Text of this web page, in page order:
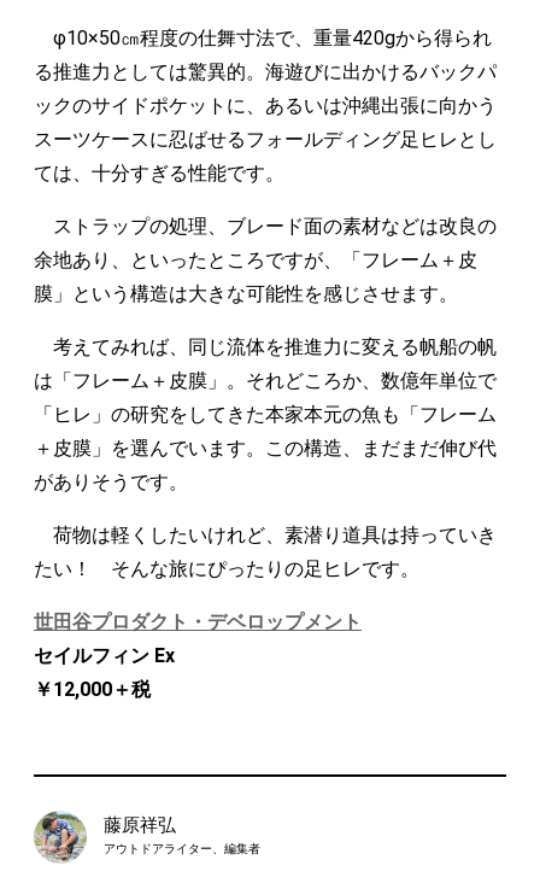
φ10×50㎝程度の仕舞寸法で、重量420gから得られ
る推進力としては驚異的。海遊びに出かけるバックパ
ックのサイドポケットに、あるいは沖縄出張に向かう
スーツケースに忍ばせるフォールディング足ヒレとし
ては、十分すぎる性能です。
ストラップの処理、ブレード面の素材などは改良の
余地あり、といったところですが、「フレーム＋皮
膜」という構造は大きな可能性を感じさせます。
考えてみれば、同じ流体を推進力に変える帆船の帆
は「フレーム＋皮膜」。それどころか、数億年単位で
「ヒレ」の研究をしてきた本家本元の魚も「フレーム
＋皮膜」を選んでいます。この構造、まだまだ伸び代
がありそうです。
荷物は軽くしたいけれど、素潜り道具は持っていき
たい！ そんな旅にぴったりの足ヒレです。
世田谷プロダクト・デベロップメント
セイルフィン Ex
￥12,000＋税
藤原祥弘
アウトドアライター、編集者